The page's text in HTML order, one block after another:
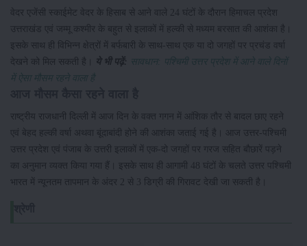
वेदर एजेंसी स्काईमेट वेदर के हिसाब से आने वाले 24 घंटों के दौरान हिमाचल प्रदेश
उत्तराखंड एवं जम्मू कश्मीर के बहुत से इलाकों में हल्की से मध्यम बरसात की आशंका है।
इसके साथ ही विभिन्न क्षेत्रों में बर्फबारी के साथ-साथ एक या दो जगहों पर प्रचंड वर्षा
देखने को मिल सकती है।
ये भी पढ़ें: सावधान: पश्चिमी उत्तर प्रदेश में आने वाले दिनों
में ऐसा मौसम रहने वाला है
राष्ट्रीय राजधानी दिल्ली में आज दिन के वक्त गगन में आंशिक तौर से बादल छाए रहने
एवं बेहद हल्की वर्षा अथवा बूंदाबांदी होने की आशंका जताई गई है। आज उत्तर-पश्चिमी
उत्तर प्रदेश एवं पंजाब के उत्तरी इलाकों में एक-दो जगहों पर गरज सहित बौछारें पड़ने
का अनुमान व्यक्त किया गया हैं। इसके साथ ही आगामी 48 घंटों के चलते उत्तर पश्चिमी
भारत में न्यूनतम तापमान के अंदर 2 से 3 डिग्री की गिरावट देखी जा सकती है।